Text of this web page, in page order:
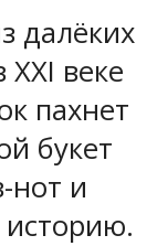
далёких
ХХI веке
пахнет
букет
нот и